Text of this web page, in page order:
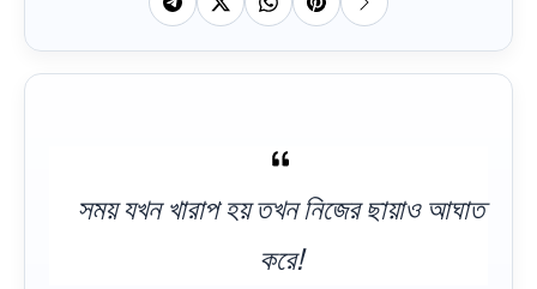
সময় যখন খারাপ হয় তখন নিজের ছায়াও আঘাত
করে!